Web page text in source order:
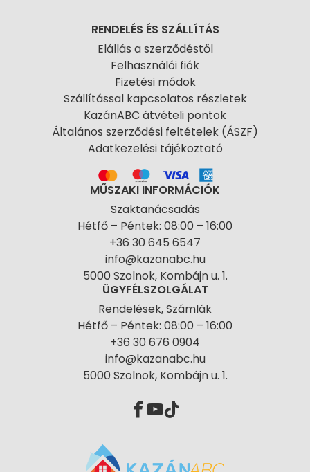
RENDELÉS ÉS SZÁLLÍTÁS
Elállás a szerződéstől
Felhasználói fiók
Fizetési módok
Szállítással kapcsolatos részletek
KazánABC átvételi pontok
Általános szerződési feltételek (ÁSZF)
Adatkezelési tájékoztató
MŰSZAKI INFORMÁCIÓK
Szaktanácsadás
Hétfő – Péntek: 08:00 – 16:00
+36 30 645 6547
info@kazanabc.hu
5000 Szolnok, Kombájn u. 1.
ÜGYFÉLSZOLGÁLAT
Rendelések, Számlák
Hétfő – Péntek: 08:00 – 16:00
+36 30 676 0904
info@kazanabc.hu
5000 Szolnok, Kombájn u. 1.